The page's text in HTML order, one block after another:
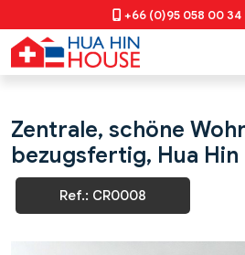
+66 (0)95 058 00 34
Zentrale, schöne
bezugsfertig, Hua Hin
Ref.: CR0008